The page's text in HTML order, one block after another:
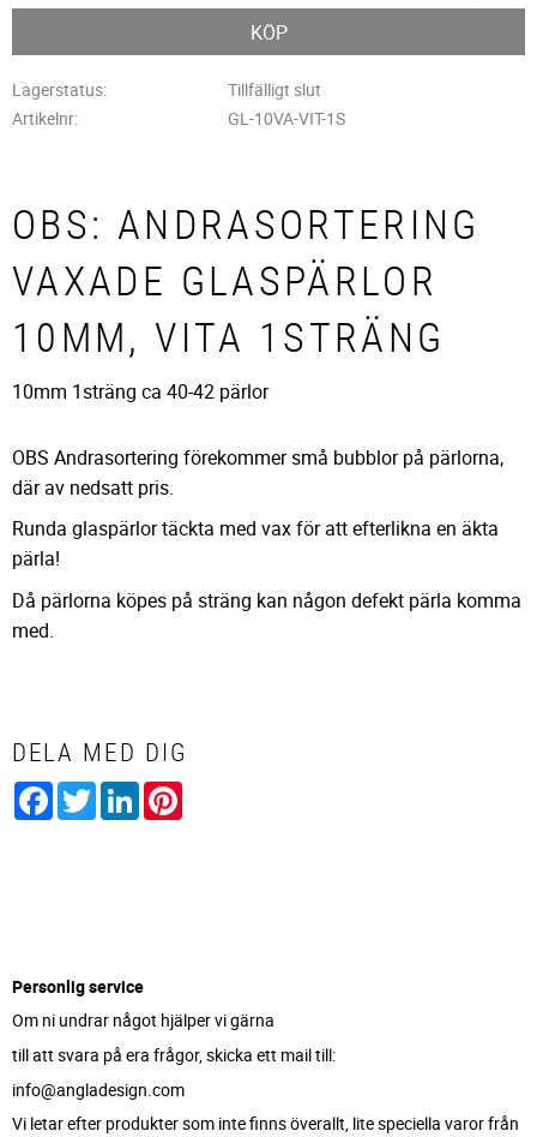
KÖP
Lagerstatus
Tillfälligt slut
Artikelnr
GL-10VA-VIT-1S
OBS: ANDRASORTERING
VAXADE GLASPÄRLOR
10MM, VITA 1STRÄNG
10mm 1sträng ca 40-42 pärlor
OBS Andrasortering förekommer små bubblor på pärlorna,
där av nedsatt pris.
Runda glaspärlor täckta med vax för att efterlikna en äkta
pärla!
Då pärlorna köpes på sträng kan någon defekt pärla komma
med.
DELA MED DIG
Facebook
TwitterLinkedIn
Personlig service
Om ni undrar något hjälper vi gärna
till att svara på era frågor, skicka ett mail till:
info@angladesign.com
Vi letar efter produkter som inte finns överallt, lite speciella varor från